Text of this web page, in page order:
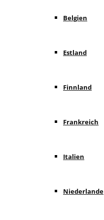
Belgien
Estland
Finnland
Frankreich
Italien
Niederlande